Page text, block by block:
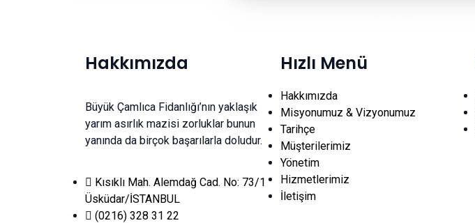
Hakkımızda
Büyük Çamlıca Fidanlığı’nın yaklaşık
yarım asırlık mazisi zorluklar bunun
yanında da birçok başarılarla doludur.
Kısıklı Mah. Alemdağ Cad. No: 73/1
Üsküdar/İSTANBUL
(0216) 328 31 22
Hızlı Menü
Hakkımızda
Misyonumuz & Vizyonumuz
Tarihçe
Müşterilerimiz
Yönetim
Hizmetlerimiz
İletişim